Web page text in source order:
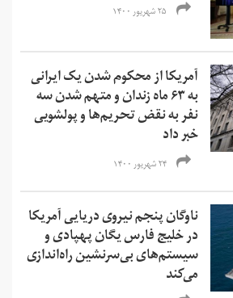
۲۵ شهریور ۱۴۰۰
آمریکا از محکوم شدن یک ایرانی
به ۶۳ ماه زندان و متهم شدن سه
نفر به نقض تحریم‌ها و‌ پولشویی
خبر داد
۲۴ شهریور ۱۴۰۰
ناوگان پنجم نیروی دریایی آمریکا
در خلیج فارس یگان پهپادی و
سیستم‌های بی‌سرنشین راه‌اندازی
می‌کند